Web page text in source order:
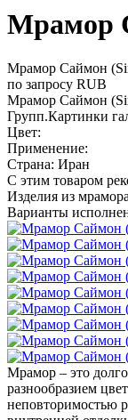
Мрамор
Мрамор Саймон
по запросу RUB
Мрамор Саймон
Групп.Картинки
Цвет:
Применение:
Страна: Иран
С этим товаром
Изделия из
Варианты
Мрамор – это
разнообразием
неповторимостью